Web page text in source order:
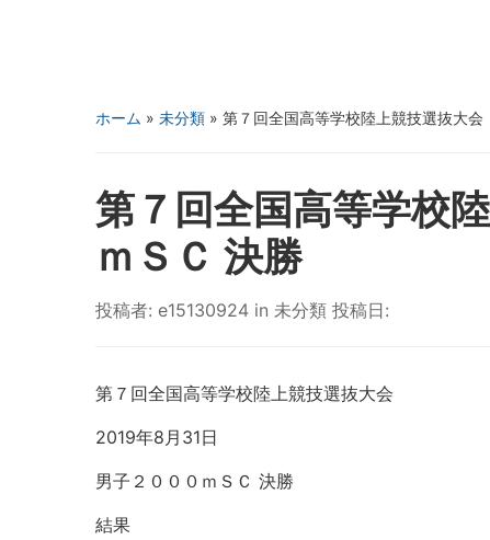
ホーム » 未分類 » 第７回全国高等学校陸上競技選抜大
第７回全国高等学校
ｍＳＣ 決勝
投稿者: e15130924 in 未分類 投稿日:
第７回全国高等学校陸上競技選抜大会
2019年8月31日
男子２０００ｍＳＣ 決勝
結果